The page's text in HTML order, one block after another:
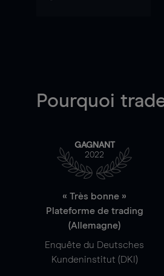
Pourquoi
GAGNANT
2022
« Très bonne »
Plateforme de trading
(Allemagne)
Enquête du Deutsches
Kundeninstitut (DKI)